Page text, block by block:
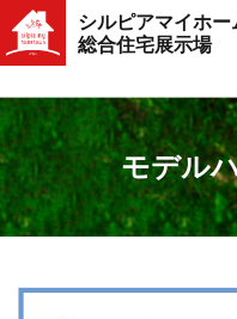
シルピアマイホ
総合住宅展示場
モデル